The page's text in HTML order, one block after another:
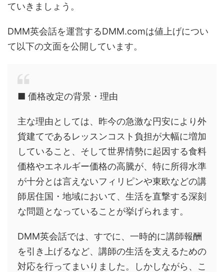
ていきましょう。
DMM英会話を運営するDMM.comは値上げについ
て以下の文面を公開しています。
■ 価格改定の背景・理由
主な理由としては、昨今の急激な円安により外
貨建てであるレッスンコスト負担が大幅に増加
していること、そして世界情勢に起因する食料
価格やエネルギー価格の高騰が、特に所得水準
が十分とは言えないフィリピンや東欧などの講
師居住国・地域において、生活を直撃する深刻
な問題となっていることが挙げられます。
DMM英会話では、すでに、一時的に講師報酬
を引き上げるなど、講師の生活を支えるための
対応を行ってまいりました。しかしながら、こ